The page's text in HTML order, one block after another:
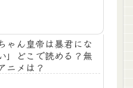
ちゃん皇帝は暴君にな
」どこで読める？無
ニメは？